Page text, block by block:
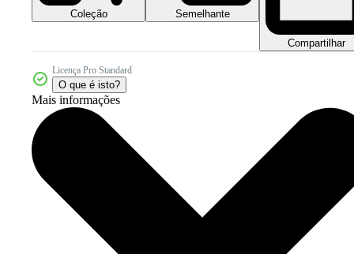
Coleção Semelhante
Compartilhar
Licença Pro Standard
O que é isto?
Mais informações